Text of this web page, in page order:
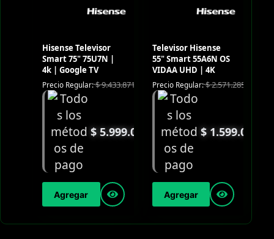
Hisense Televisor
Smart 75" 75U7N |
4k | Google TV
Precio Regular:$9.433.871
$5.999.000
Agregar
Televisor Hisense
55" Smart 55A6N OS
VIDAA UHD | 4K
Precio Regular:$2.571.285
$1.599.000
Agregar